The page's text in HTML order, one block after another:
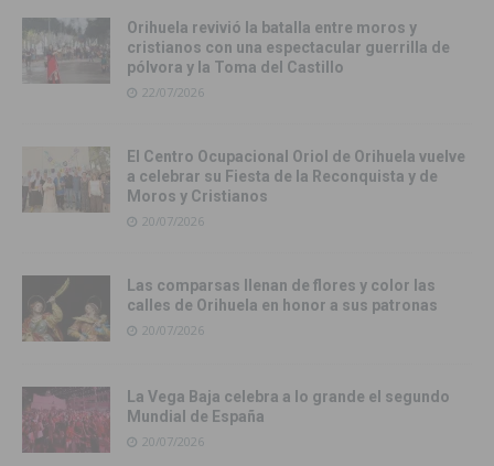
Orihuela revivió la batalla entre moros y
cristianos con una espectacular guerrilla de
pólvora y la Toma del Castillo
22/07/2026
El Centro Ocupacional Oriol de Orihuela vuelve
a celebrar su Fiesta de la Reconquista y de
Moros y Cristianos
20/07/2026
Las comparsas llenan de flores y color las
calles de Orihuela en honor a sus patronas
20/07/2026
La Vega Baja celebra a lo grande el segundo
Mundial de España
20/07/2026